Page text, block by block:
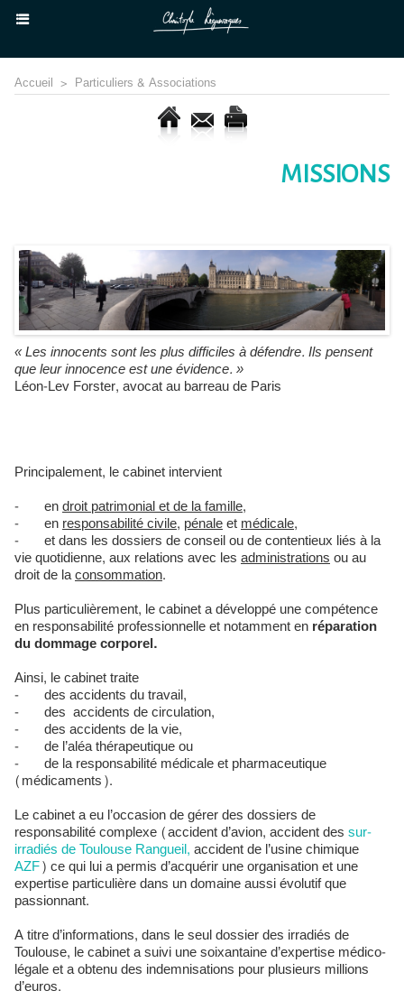
Accueil > Particuliers & Associations
MISSIONS
« Les innocents sont les plus difficiles à défendre. Ils pensent
que leur innocence est une évidence. »
Léon-Lev Forster, avocat au barreau de Paris
Principalement, le cabinet intervient
- endroit patrimonial et de la famille,
- enresponsabilité civile, pénaleetmédicale,
- et dans les dossiers de conseil ou de contentieux liés à la
vie quotidienne, aux relations avec lesadministrationsou au
droit de laconsommation.
Plus particulièrement, le cabinet a développé une compétence
en responsabilité professionnelle et notamment enréparation
du dommage corporel.
Ainsi, le cabinet traite
- des accidents du travail,
- des accidents de circulation,
- des accidents de la vie,
- de l’aléa thérapeutique ou
- de la responsabilité médicale et pharmaceutique
(médicaments).
Le cabinet a eu l’occasion de gérer des dossiers de
responsabilité complexe (accident d’avion, accident dessur-
irradiés de Toulouse Rangueil,accident de l’usine chimique
AZF) ce qui lui a permis d’acquérir une organisation et une
expertise particulière dans un domaine aussi évolutif que
passionnant.
A titre d’informations, dans le seul dossier des irradiés de
Toulouse, le cabinet a suivi une soixantaine d’expertise médico-
légale et a obtenu des indemnisations pour plusieurs millions
d’euros.